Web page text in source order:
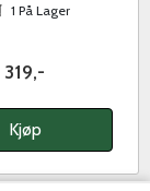
1 På Lager
319,-
Kjøp